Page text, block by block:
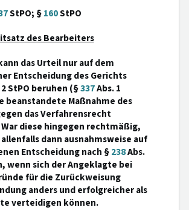
StPO; §160StPO
des Bearbeiters
das Urteil nur auf dem
Entscheidung des Gerichts
StPO beruhen (§337Abs. 1
beanstandete Maßnahme des
das Verfahrensrecht
diese hingegen rechtmäßig,
dann ausnahmsweise auf
Entscheidung nach §238Abs.
wenn sich der Angeklagte bei
für die Zurückweisung
anders und erfolgreicher als
verteidigen können.